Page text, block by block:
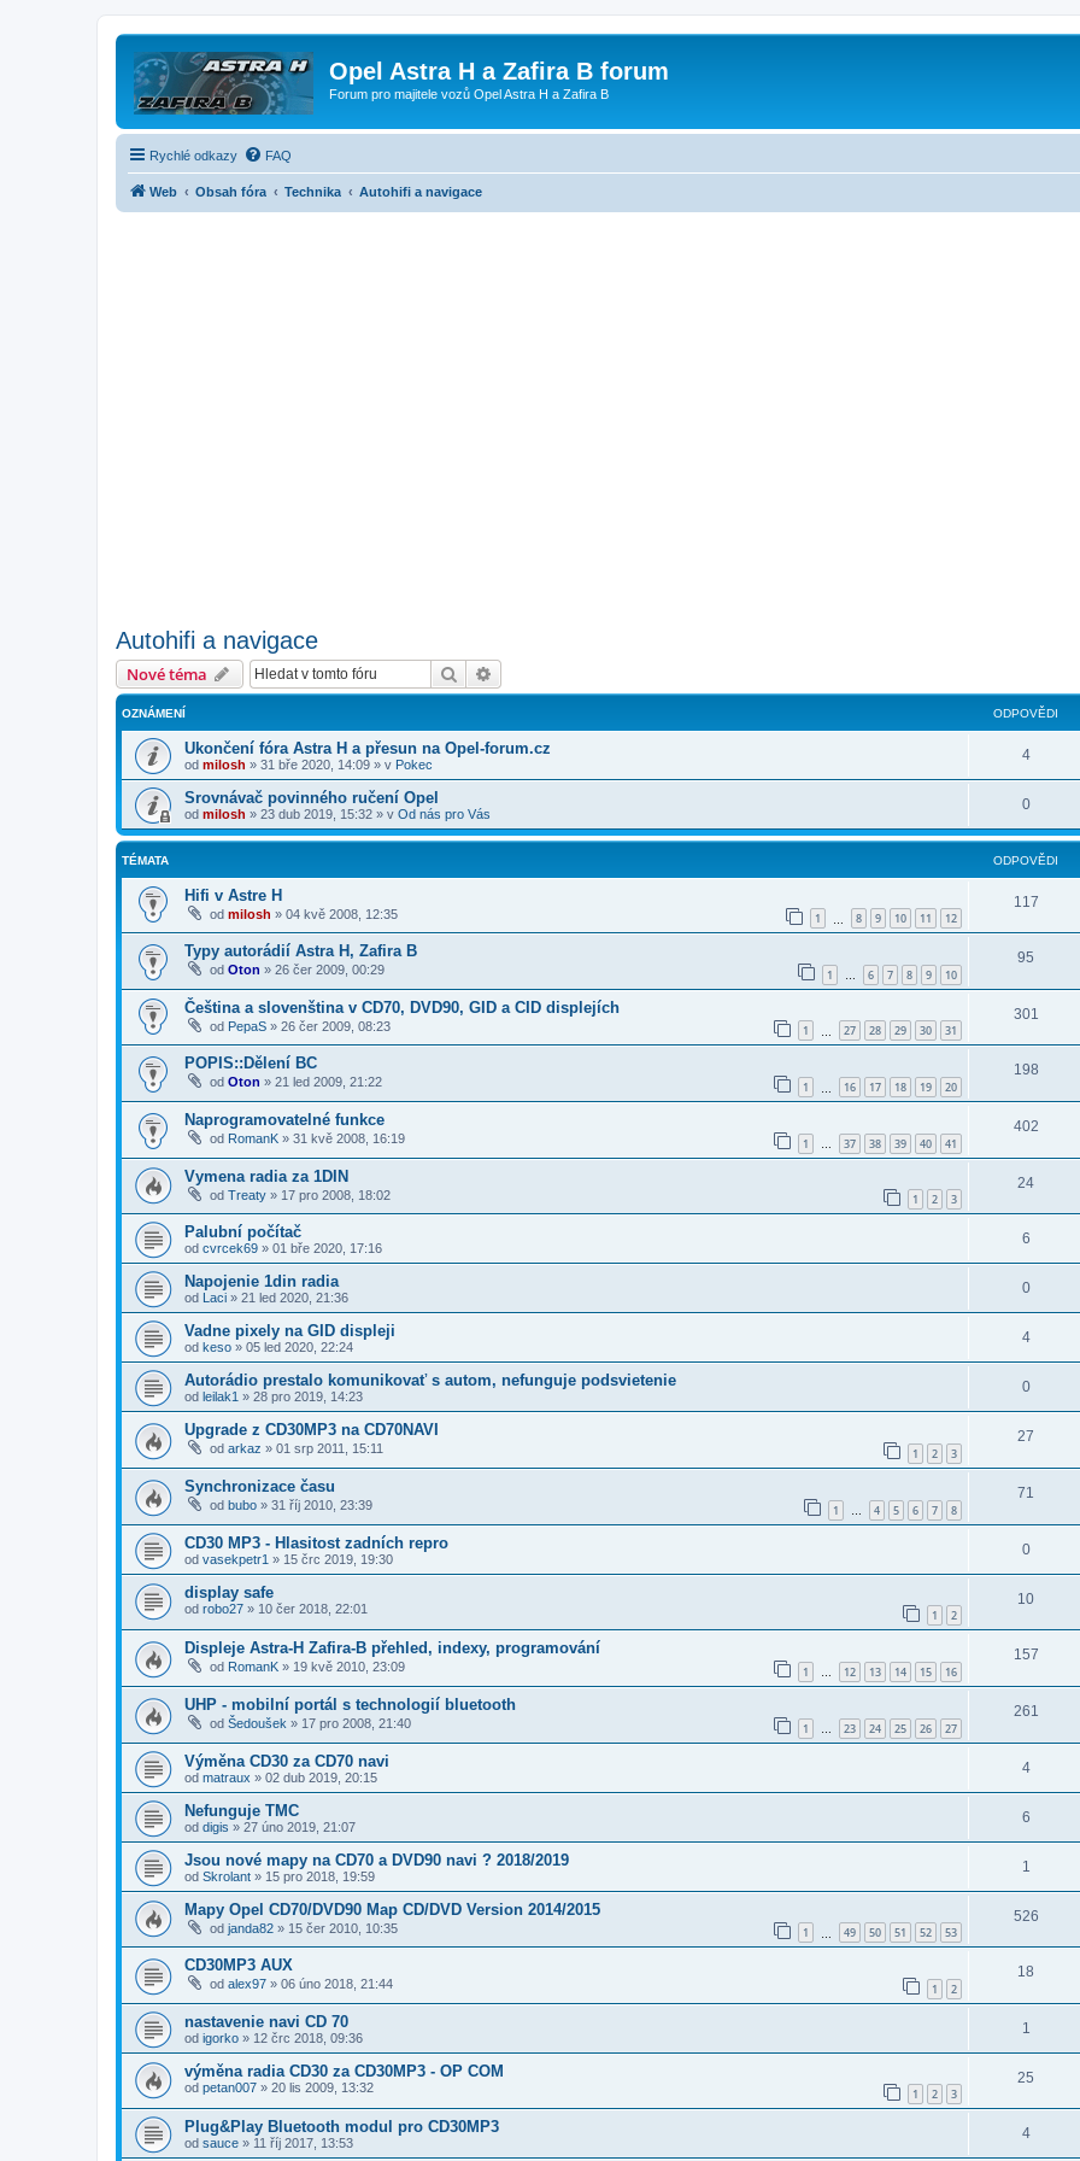
Opel Astra H a Zafira B forum
Forum pro majitele vozů Opel Astra H a Zafira B
Rychlé odkazy FAQ
Web Obsah fóra Technika Autohifi a navigace
Autohifi a navigace
Nové téma Hledat
OZNÁMENÍ ODPOVĚDI
Ukončení fóra Astra H a přesun na Opel-forum.cz
od milosh » 31 bře 2020, 14:09 » v Pokec
4
Srovnávač povinného ručení Opel
od milosh » 23 dub 2019, 15:32 » v Od nás pro Vás
0
TÉMATA ODPOVĚDI
Hifi v Astre H
od milosh » 04 kvě 2008, 12:35 1 8 9 10 11 12
117
Typy autorádií Astra H, Zafira B
od Oton » 26 čer 2009, 00:29 1 … 6 7 8 9 10
95
Čeština a slovenština v CD70, DVD90, GID a CID displejích
od PepaS » 26 čer 2009, 08:23 1 27 28 29 30 31
301
POPIS::Dělení BC
od Oton » 21 led 2009, 21:22 1 16 17 18 19 20
198
Naprogramovatelné funkce
od RomanK » 31 kvě 2008, 16:19 1 … 37 38 39 40 41
402
Vymena radia za 1DIN
od Treaty » 17 pro 2008, 18:02 1 2 3
24
Palubní počítač
od cvrcek69 » 01 bře 2020, 17:16
6
Napojenie 1din radia
od Laci » 21 led 2020, 21:36
0
Vadne pixely na GID displeji
od keso » 05 led 2020, 22:24
4
Autorádio prestalo komunikovať s autom, nefunguje podsvietenie
od leilak1 » 28 pro 2019, 14:23
0
Upgrade z CD30MP3 na CD70NAVI
od arkaz » 01 srp 2011, 15:11 1 2 3
27
Synchronizace času
od bubo » 31 říj 2010, 23:39 1 … 4 5 6 7 8
71
CD30 MP3 - Hlasitost zadních repro
od vasekpetr1 » 15 črc 2019, 19:30
0
display safe
od robo27 » 10 čer 2018, 22:01 1 2
10
Displeje Astra-H Zafira-B přehled, indexy, programování
od RomanK » 19 kvě 2010, 23:09 1 … 12 13 14 15 16
157
UHP - mobilní portál s technologií bluetooth
od Šedoušek » 17 pro 2008, 21:40 1 … 23 24 25 26 27
261
Výměna CD30 za CD70 navi
od matraux » 02 dub 2019, 20:15
4
Nefunguje TMC
od digis » 27 úno 2019, 21:07
6
Jsou nové mapy na CD70 a DVD90 navi ? 2018/2019
od Skrolant » 15 pro 2018, 19:59
1
Mapy Opel CD70/DVD90 Map CD/DVD Version 2014/2015
od janda82 » 15 čer 2010, 10:35 1 49 50 51 52 53
526
CD30MP3 AUX
od alex97 » 06 úno 2018, 21:44 1 2
18
nastavenie navi CD 70
od igorko » 12 črc 2018, 09:36
1
výměna radia CD30 za CD30MP3 - OP COM
od petan007 » 20 lis 2009, 13:32 1 2 3
25
Plug&Play Bluetooth modul pro CD30MP3
od sauce » 11 říj 2017, 13:53
4